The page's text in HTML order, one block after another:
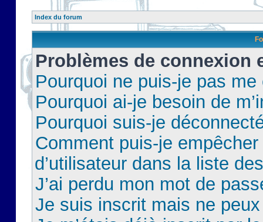
Index du forum
Problèmes de connexion
Pourquoi ne puis-je pas
Pourquoi ai-je besoin de
Pourquoi suis-je
Comment puis-je
d’utilisateur dans la liste
J’ai perdu mon mot de
Je suis inscrit mais ne